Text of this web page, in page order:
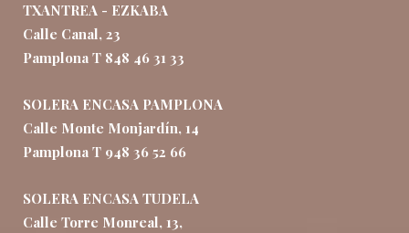
TXANTREA - EZKABA
Calle Canal, 23
Pamplona T 848 46 31 33
SOLERA ENCASA PAMPLONA
Calle Monte Monjardín, 14
Pamplona T 948 36 52 66
SOLERA ENCASA TUDELA
Calle Torre Monreal, 13,